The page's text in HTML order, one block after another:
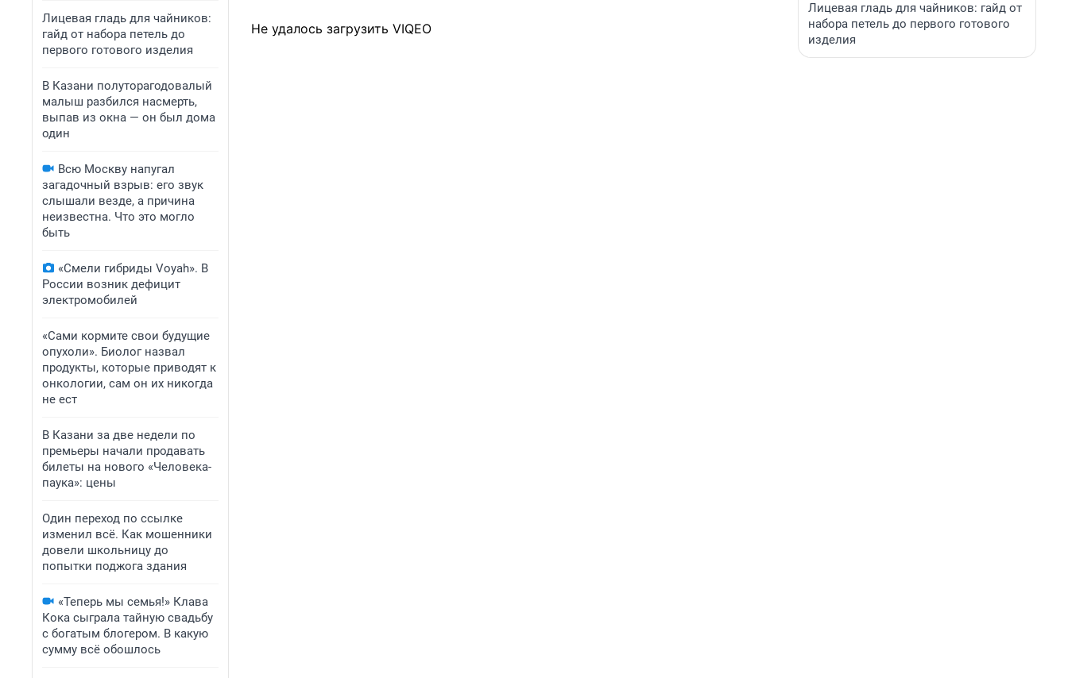
Лицевая гладь для чайников:
гайд от набора петель до
первого готового изделия
В Казани полуторагодовалый
малыш разбился насмерть,
выпав из окна — он был дома
один
Всю Москву напугал
загадочный взрыв: его звук
слышали везде, а причина
неизвестна. Что это могло
быть
«Смели гибриды Voyah». В
России возник дефицит
электромобилей
«Сами кормите свои будущие
опухоли». Биолог назвал
продукты, которые приводят к
онкологии, сам он их никогда
не ест
В Казани за две недели по
премьеры начали продавать
билеты на нового «Человека-
паука»: цены
Один переход по ссылке
изменил всё. Как мошенники
довели школьницу до
попытки поджога здания
«Теперь мы семья!» Клава
Кока сыграла тайную свадьбу
с богатым блогером. В какую
сумму всё обошлось
Не удалось загрузить VIQEO
Лицевая гладь для чайников: гайд от
набора петель до первого готового
изделия